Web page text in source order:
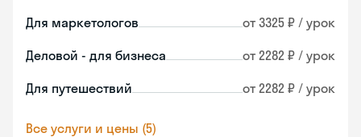
Для маркетологов от 3325 ₽ / урок
Деловой - для бизнеса от 2282 ₽ / урок
Для путешествий от 2282 ₽ / урок
Все услуги и цены (5)